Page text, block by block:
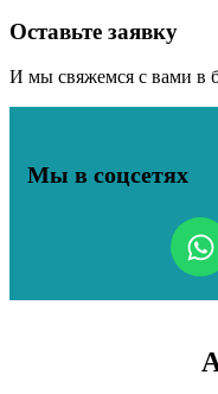
Оставьте заявку
И мы свяжемся с вами в
Мы в соцсетях